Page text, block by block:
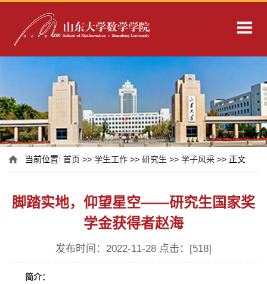
当前位置:首页 >>学生工作 >>研究生 >>学子风采 >> 正文
脚踏实地，仰望星空——研究生国家奖
学金获得者赵海
发布时间：2022-11-28 点击：[518]
简介：